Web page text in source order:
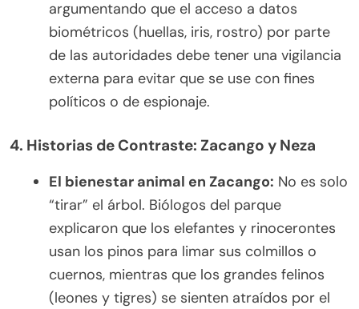
argumentando que el acceso a datos
biométricos (huellas, iris, rostro) por parte
de las autoridades debe tener una vigilancia
externa para evitar que se use con fines
políticos o de espionaje.
4. Historias de Contraste: Zacango y Neza
El bienestar animal en Zacango: No es solo
“tirar” el árbol. Biólogos del parque
explicaron que los elefantes y rinocerontes
usan los pinos para limar sus colmillos o
cuernos, mientras que los grandes felinos
(leones y tigres) se sienten atraídos por el